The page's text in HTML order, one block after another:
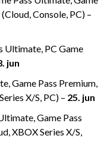
Console, PC) –
Ultimate, PC Game
jun
Game Pass Premium,
X/S, PC) – 25. jun
Game Pass
XBOX Series X/S,